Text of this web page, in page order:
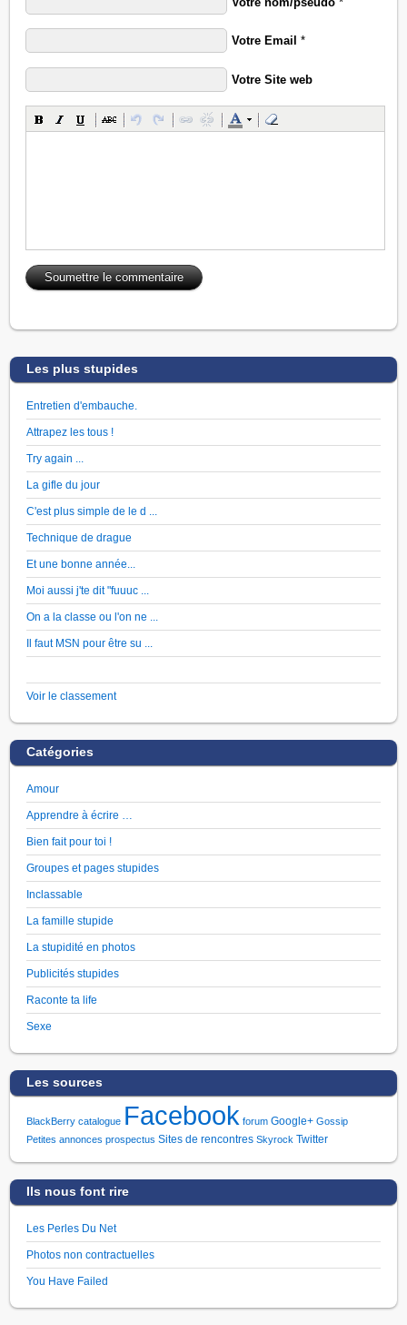
Votre Email *
Votre Site web
Les plus stupides
Entretien d'embauche.
Attrapez les tous !
Try again ...
La gifle du jour
C'est plus simple de le d ...
Technique de drague
Et une bonne année...
Moi aussi j'te dit "fuuuc ...
On a la classe ou l'on ne ...
Il faut MSN pour être su ...
Voir le classement
Catégories
Amour
Apprendre à écrire …
Bien fait pour toi !
Groupes et pages stupides
Inclassable
La famille stupide
La stupidité en photos
Publicités stupides
Raconte ta life
Sexe
Les sources
BlackBerry catalogue Facebook forum Google+ Gossip
Petites annonces prospectus Sites de rencontres Skyrock Twitter
Ils nous font rire
Les Perles Du Net
Photos non contractuelles
You Have Failed